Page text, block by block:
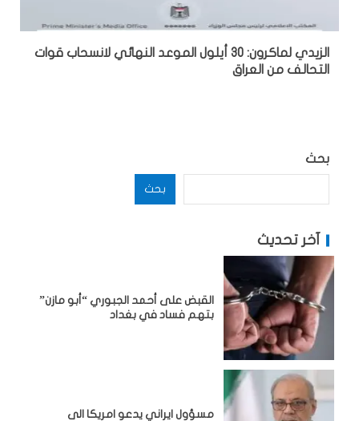
الزيدي لماكرون: 30 أيلول الموعد النهائي لانسحاب قوات
التحالف من العراق
بحث
بحث
آخر تحديث
القبض على أحمد الجبوري “أبو مازن”
بتهم فساد في بغداد
مسؤول ايراني يدعو امريكا الى